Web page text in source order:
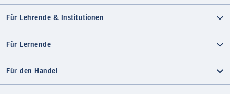
Für Lehrende & Institutionen
Für Lernende
Für den Handel